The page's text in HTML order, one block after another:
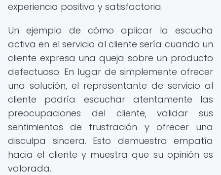
experiencia positiva y satisfactoria.
Un ejemplo de cómo aplicar la escucha
activa en el servicio al cliente sería cuando un
cliente expresa una queja sobre un producto
defectuoso. En lugar de simplemente ofrecer
una solución, el representante de servicio al
cliente podría escuchar atentamente las
preocupaciones del cliente, validar sus
sentimientos de frustración y ofrecer una
disculpa sincera. Esto demuestra empatía
hacia el cliente y muestra que su opinión es
valorada.